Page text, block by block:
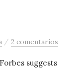
/2 comentarios
suggests